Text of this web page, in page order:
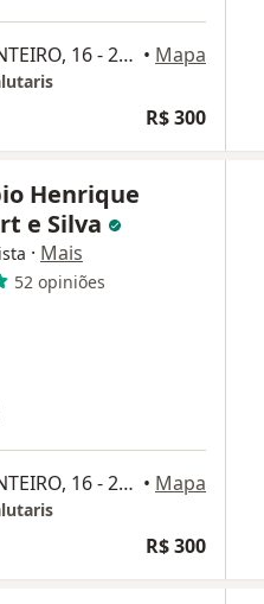
AVENIDA FRANCISCO MONTEIRO, 16 - 2º ANDAR - CENTRO, Ribeirão Pires • Mapa
R$ 300
Henrique
e Silva
· Mais
52 opiniões
AVENIDA FRANCISCO MONTEIRO, 16 - 2º ANDAR - CENTRO, Ribeirão Pires • Mapa
R$ 300